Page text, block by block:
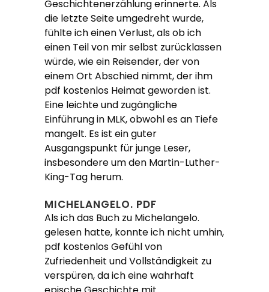
Geschichtenerzählung erinnerte. Als
die letzte Seite umgedreht wurde,
fühlte ich einen Verlust, als ob ich
einen Teil von mir selbst zurücklassen
würde, wie ein Reisender, der von
einem Ort Abschied nimmt, der ihm
pdf kostenlos Heimat geworden ist.
Eine leichte und zugängliche
Einführung in MLK, obwohl es an Tiefe
mangelt. Es ist ein guter
Ausgangspunkt für junge Leser,
insbesondere um den Martin-Luther-
King-Tag herum.
MICHELANGELO. PDF
Als ich das Buch zu Michelangelo.
gelesen hatte, konnte ich nicht umhin,
pdf kostenlos Gefühl von
Zufriedenheit und Vollständigkeit zu
verspüren, da ich eine wahrhaft